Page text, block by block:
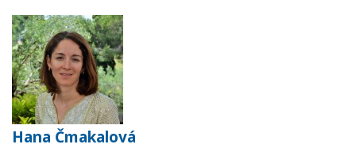
Hana Čmakalová